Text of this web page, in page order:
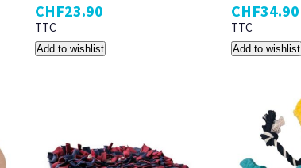
CHF23.90
TTC
Add to wishlist
CHF34.90
TTC
Add to wishlist